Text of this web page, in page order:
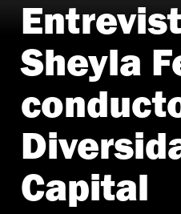
Foto: Loops Sandoval
Sheyla
Capital